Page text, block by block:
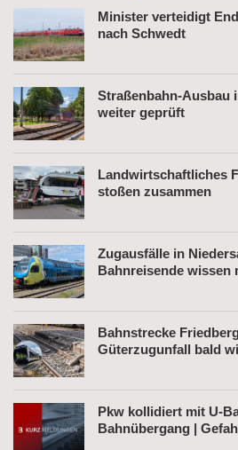
Minister verteidigt
nach Schwedt
Straßenbahn-Ausbau
weiter geprüft
Landwirtschaftliches
stoßen zusammen
Zugausfälle in
Bahnreisende wissen
Bahnstrecke
Güterzugunfall bald
Pkw kollidiert mit U-
Bahnübergang |